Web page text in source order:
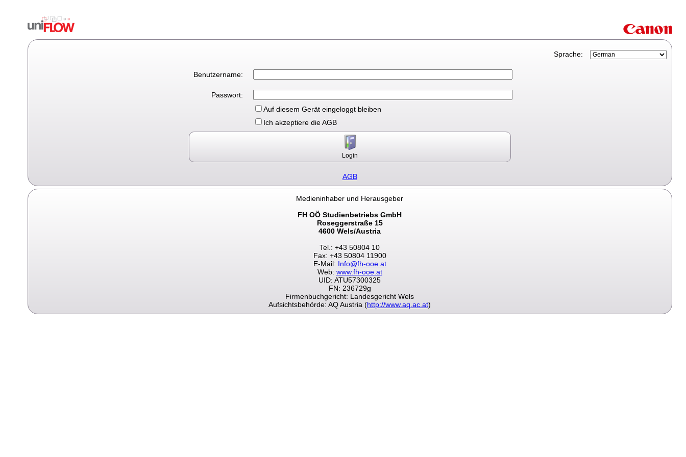
Sprache:
Benutzername:
Passwort:
Auf diesem Gerät eingeloggt bleiben
Ich akzeptiere die AGB
AGB
Medieninhaber und Herausgeber
FH OÖ Studienbetriebs GmbH
Roseggerstraße 15
4600 Wels/Austria
Tel.: +43 50804 10
Fax: +43 50804 11900
E-Mail: Info@fh-ooe.at
Web: www.fh-ooe.at
UID: ATU57300325
FN: 236729g
Firmenbuchgericht: Landesgericht Wels
Aufsichtsbehörde: AQ Austria (http://www.aq.ac.at)